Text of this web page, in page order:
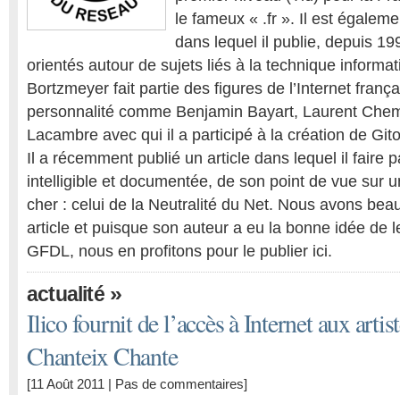
le fameux « .fr ». Il est
dans lequel il publie, depuis
orientés autour de sujets liés à la technique
Bortzmeyer fait partie des figures de l’Internet
personnalité comme Benjamin Bayart, Laurent
Lacambre avec qui il a participé à la création de
Il a récemment publié un article dans lequel il faire
intelligible et documentée, de son point de vue sur
cher : celui de la Neutralité du Net. Nous avons
article et puisque son auteur a eu la bonne idée de
GFDL, nous en profitons pour le publier ici.
actualité»
Ilico fournit de l’accès à Internet aux
Chanteix Chante
[11 Août 2011 | Pas de commentaires]